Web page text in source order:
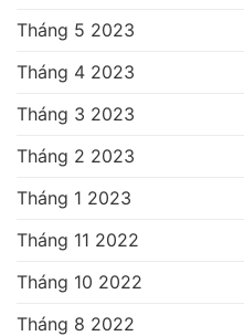
Tháng 5 2023
Tháng 4 2023
Tháng 3 2023
Tháng 2 2023
Tháng 1 2023
Tháng 11 2022
Tháng 10 2022
Tháng 8 2022